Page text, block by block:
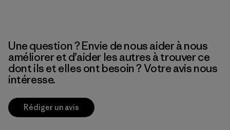
Une question ? Envie de nous aider à nous
améliorer et d’aider les autres à trouver ce
dont ils et elles ont besoin ? Votre avis nous
intéresse.
Rédiger un avis